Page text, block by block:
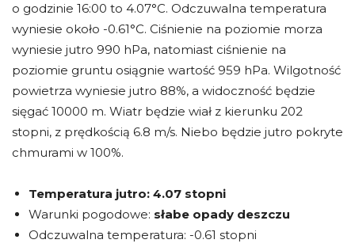
o godzinie 16:00 to 4.07°C. Odczuwalna temperatura
wyniesie około -0.61°C. Ciśnienie na poziomie morza
wyniesie jutro 990 hPa, natomiast ciśnienie na
poziomie gruntu osiągnie wartość 959 hPa. Wilgotność
powietrza wyniesie jutro 88%, a widoczność będzie
sięgać 10000 m. Wiatr będzie wiał z kierunku 202
stopni, z prędkością 6.8 m/s. Niebo będzie jutro pokryte
chmurami w 100%.
Temperatura jutro: 4.07 stopni
Warunki pogodowe: słabe opady deszczu
Odczuwalna temperatura: -0.61 stopni